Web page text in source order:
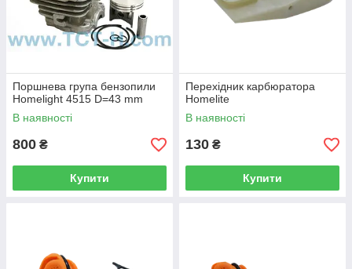
Поршнева група бензопили
Homelight 4515 D=43 mm
В наявності
800 ₴
Купити
Перехідник карбюратора
Homelite
В наявності
130 ₴
Купити